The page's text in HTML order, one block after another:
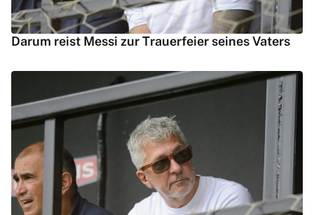
Darum reist Messi zur Trauerfeier seines Vaters